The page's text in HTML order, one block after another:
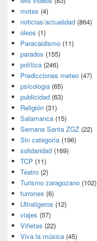
motes (4)
noticias/actualidad (864)
óleos (1)
Paracaidismo (11)
parados (155)
política (246)
Predicciones meteo (47)
psicologia (65)
publicidad (63)
Religión (31)
Salamanca (15)
Semana Santa ZGZ (22)
Sin categoría (196)
solidaridad (169)
TCP (11)
Teatro (2)
Turismo zaragozano (102)
turrones (6)
Ultraligeros (12)
viajes (57)
Viñetas (22)
Viva la música (45)